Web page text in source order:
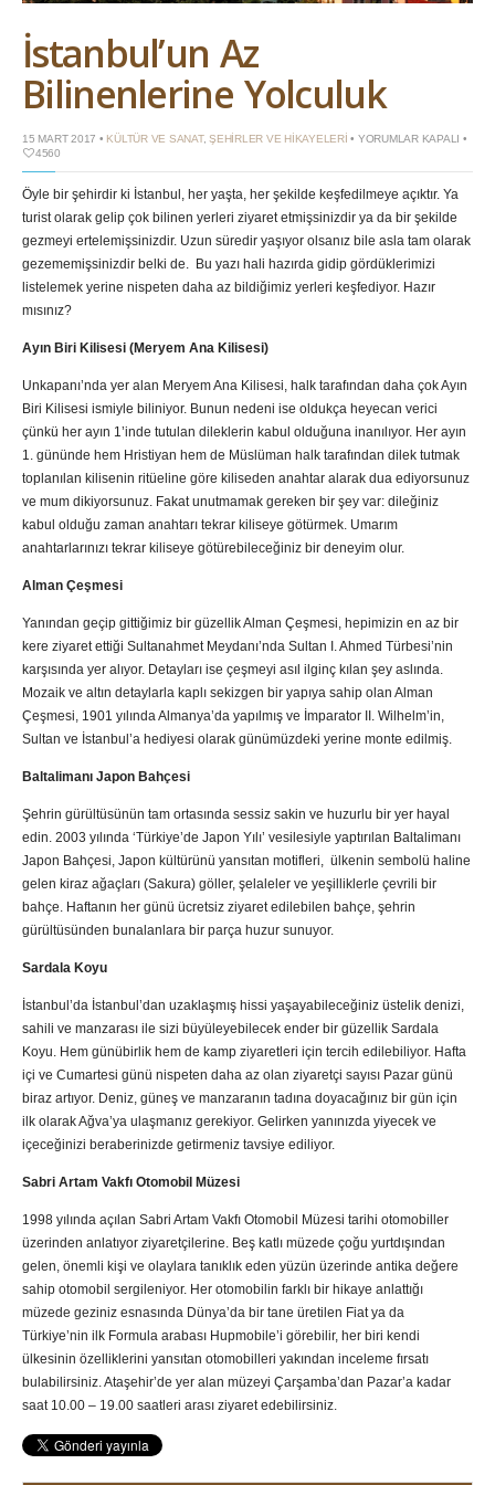
İstanbul’un Az
Bilinenlerine Yolculuk
15 MART 2017 • KÜLTÜR VE SANAT, ŞEHIRLER VE HIKAYELERI • İSTANBUL’UN
IÇIN
YORUMLAR KAPALI •
4560
Öyle bir şehirdir ki İstanbul, her yaşta, her şekilde keşfedilmeye açıktır. Ya
turist olarak gelip çok bilinen yerleri ziyaret etmişsinizdir ya da bir şekilde
gezmeyi ertelemişsinizdir. Uzun süredir yaşıyor olsanız bile asla tam olarak
gezememişsinizdir belki de. Bu yazı hali hazırda gidip gördüklerimizi
listelemek yerine nispeten daha az bildiğimiz yerleri keşfediyor. Hazır
mısınız?
Ayın Biri Kilisesi (Meryem Ana Kilisesi)
Unkapanı’nda yer alan Meryem Ana Kilisesi, halk tarafından daha çok Ayın
Biri Kilisesi ismiyle biliniyor. Bunun nedeni ise oldukça heyecan verici
çünkü her ayın 1’inde tutulan dileklerin kabul olduğuna inanılıyor. Her ayın
1. gününde hem Hristiyan hem de Müslüman halk tarafından dilek tutmak
toplanılan kilisenin ritüeline göre kiliseden anahtar alarak dua ediyorsunuz
ve mum dikiyorsunuz. Fakat unutmamak gereken bir şey var: dileğiniz
kabul olduğu zaman anahtarı tekrar kiliseye götürmek. Umarım
anahtarlarınızı tekrar kiliseye götürebileceğiniz bir deneyim olur.
Alman Çeşmesi
Yanından geçip gittiğimiz bir güzellik Alman Çeşmesi, hepimizin en az bir
kere ziyaret ettiği Sultanahmet Meydanı’nda Sultan I. Ahmed Türbesi’nin
karşısında yer alıyor. Detayları ise çeşmeyi asıl ilginç kılan şey aslında.
Mozaik ve altın detaylarla kaplı sekizgen bir yapıya sahip olan Alman
Çeşmesi, 1901 yılında Almanya’da yapılmış ve İmparator II. Wilhelm’in,
Sultan ve İstanbul’a hediyesi olarak günümüzdeki yerine monte edilmiş.
Baltalimanı Japon Bahçesi
Şehrin gürültüsünün tam ortasında sessiz sakin ve huzurlu bir yer hayal
edin. 2003 yılında ‘Türkiye’de Japon Yılı’ vesilesiyle yaptırılan Baltalimanı
Japon Bahçesi, Japon kültürünü yansıtan motifleri, ülkenin sembolü haline
gelen kiraz ağaçları (Sakura) göller, şelaleler ve yeşilliklerle çevrili bir
bahçe. Haftanın her günü ücretsiz ziyaret edilebilen bahçe, şehrin
gürültüsünden bunalanlara bir parça huzur sunuyor.
Sardala Koyu
İstanbul’da İstanbul’dan uzaklaşmış hissi yaşayabileceğiniz üstelik denizi,
sahili ve manzarası ile sizi büyüleyebilecek ender bir güzellik Sardala
Koyu. Hem günübirlik hem de kamp ziyaretleri için tercih edilebiliyor. Hafta
içi ve Cumartesi günü nispeten daha az olan ziyaretçi sayısı Pazar günü
biraz artıyor. Deniz, güneş ve manzaranın tadına doyacağınız bir gün için
ilk olarak Ağva’ya ulaşmanız gerekiyor. Gelirken yanınızda yiyecek ve
içeceğinizi beraberinizde getirmeniz tavsiye ediliyor.
Sabri Artam Vakfı Otomobil Müzesi
1998 yılında açılan Sabri Artam Vakfı Otomobil Müzesi tarihi otomobiller
üzerinden anlatıyor ziyaretçilerine. Beş katlı müzede çoğu yurtdışından
gelen, önemli kişi ve olaylara tanıklık eden yüzün üzerinde antika değere
sahip otomobil sergileniyor. Her otomobilin farklı bir hikaye anlattığı
müzede geziniz esnasında Dünya’da bir tane üretilen Fiat ya da
Türkiye’nin ilk Formula arabası Hupmobile’i görebilir, her biri kendi
ülkesinin özelliklerini yansıtan otomobilleri yakından inceleme fırsatı
bulabilirsiniz. Ataşehir’de yer alan müzeyi Çarşamba’dan Pazar’a kadar
saat 10.00 – 19.00 saatleri arası ziyaret edebilirsiniz.